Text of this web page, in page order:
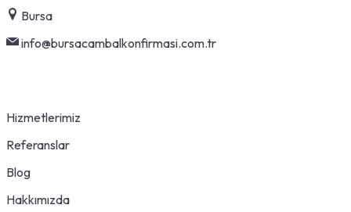
Skip
to
content
Bursa
info@bursacambalkonfirmasi.com.tr
Hizmetlerimiz
Referanslar
Blog
Hakkımızda